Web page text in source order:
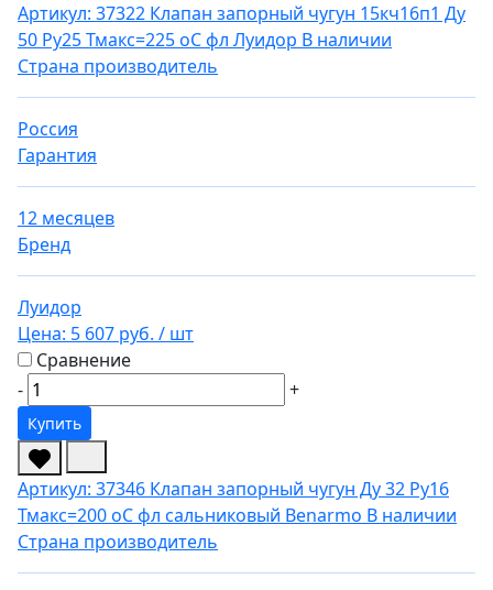
Артикул: 37322 Клапан запорный чугун 15кч16п1 Ду
50 Ру25 Тмакс=225 оС фл Луидор В наличии
Страна производитель
Россия
Гарантия
12 месяцев
Бренд
Луидор
Цена: 5 607 руб. / шт
Сравнение
-
+
Купить
Артикул: 37346 Клапан запорный чугун Ду 32 Ру16
Тмакс=200 оС фл сальниковый Benarmo В наличии
Страна производитель